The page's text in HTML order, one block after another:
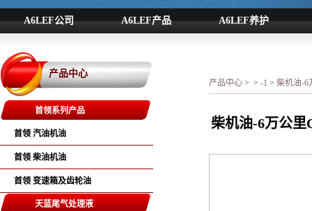
A6LEF公司 A6LEF产品 A6LEF养护
产品中心
首领系列产品
首领 汽油机油
首领 柴油机油
首领 变速箱及齿轮油
天蓝尾气处理液
产品中心 > > -1 > 柴机油-6
柴机油-6万公里